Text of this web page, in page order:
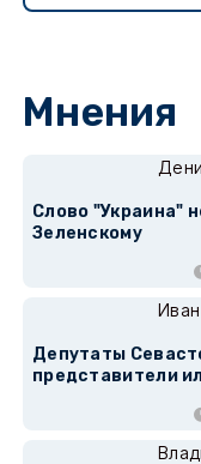
Мнения
Слово "Украина"
Зеленскому
Депутаты
представители